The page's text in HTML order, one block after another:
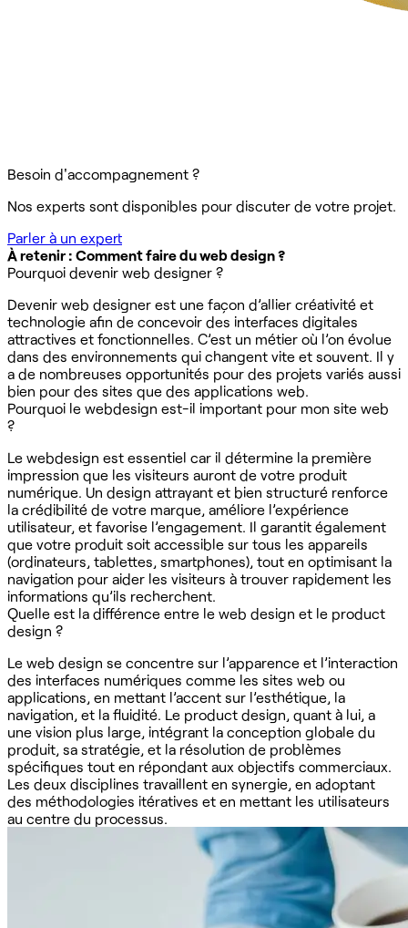
Besoin d'accompagnement ?
Nos experts sont disponibles pour discuter de votre projet.
Parler à un expert
À retenir : Comment faire du web design ?
Pourquoi devenir web designer ?
Devenir web designer est une façon d’allier créativité et
technologie afin de concevoir des interfaces digitales
attractives et fonctionnelles. C’est un métier où l’on évolue
dans des environnements qui changent vite et souvent. Il y
a de nombreuses opportunités pour des projets variés aussi
bien pour des sites que des applications web.
Pourquoi le webdesign est-il important pour mon site web
?
Le webdesign est essentiel car il détermine la première
impression que les visiteurs auront de votre produit
numérique. Un design attrayant et bien structuré renforce
la crédibilité de votre marque, améliore l’expérience
utilisateur, et favorise l’engagement. Il garantit également
que votre produit soit accessible sur tous les appareils
(ordinateurs, tablettes, smartphones), tout en optimisant la
navigation pour aider les visiteurs à trouver rapidement les
informations qu’ils recherchent.
Quelle est la différence entre le web design et le product
design ?
Le web design se concentre sur l’apparence et l’interaction
des interfaces numériques comme les sites web ou
applications, en mettant l’accent sur l’esthétique, la
navigation, et la fluidité. Le product design, quant à lui, a
une vision plus large, intégrant la conception globale du
produit, sa stratégie, et la résolution de problèmes
spécifiques tout en répondant aux objectifs commerciaux.
Les deux disciplines travaillent en synergie, en adoptant
des méthodologies itératives et en mettant les utilisateurs
au centre du processus.